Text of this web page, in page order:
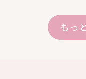
もっ